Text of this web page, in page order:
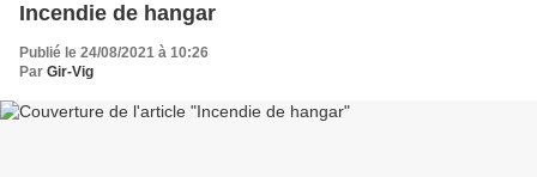
Incendie de hangar
Publié le 24/08/2021 à 10:26
Par Gir-Vig